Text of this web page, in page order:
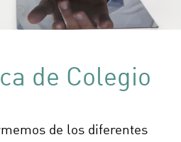
de Colegio
de los diferentes